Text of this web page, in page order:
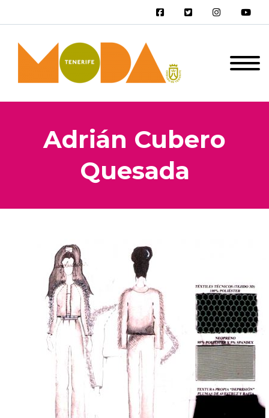
Adrián Cubero
Quesada